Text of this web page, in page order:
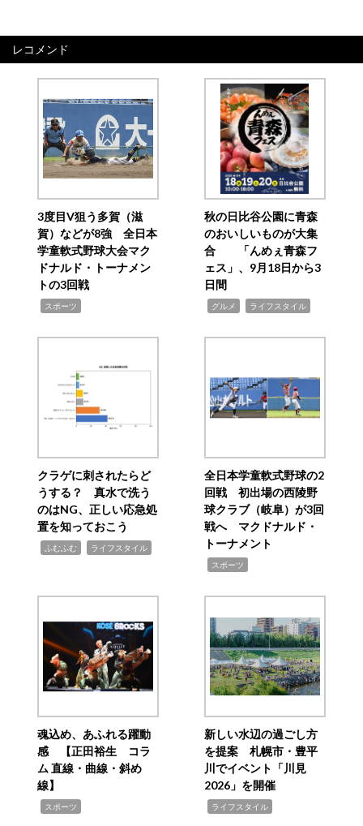
レコメンド
3度目V狙う多賀（滋
賀）などが8強 全日本
学童軟式野球大会マク
ドナルド・トーナメン
トの3回戦
スポーツ
秋の日比谷公園に青森
のおいしいものが大集
合 「んめぇ青森フ
ェス」、9月18日から3
日間
グルメ ライフスタイル
クラゲに刺されたらど
うする？ 真水で洗う
のはNG、正しい応急処
置を知っておこう
ふむふむ ライフスタイル
全日本学童軟式野球の2
回戦 初出場の西陵野
球クラブ（岐阜）が3回
戦へ マクドナルド・
トーナメント
スポーツ
魂込め、あふれる躍動
感 【正田裕生 コラ
ム 直線・曲線・斜め
線】
スポーツ
新しい水辺の過ごし方
を提案 札幌市・豊平
川でイベント「川見
2026」を開催
ライフスタイル